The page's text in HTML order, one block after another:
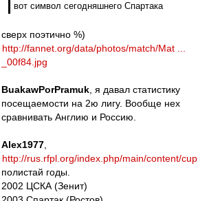
вот символ сегодняшнего Спартака
сверх поэтично %)
http://fannet.org/data/photos/match/Mat ...
_00f84.jpg
BuakawPorPramuk , я давал статистику
посещаемости на 2ю лигу. Вообще нех
сравнивать Англию и Россию.
Alex1977
http://rus.rfpl.org/index.php/main/content/cup
полистай годы.
2002 ЦСКА (Зенит)